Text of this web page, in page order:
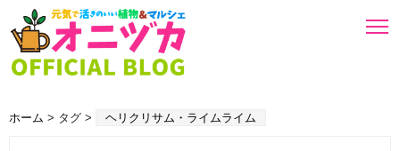
ホーム > タグ > ヘリクリサム・ライムライム